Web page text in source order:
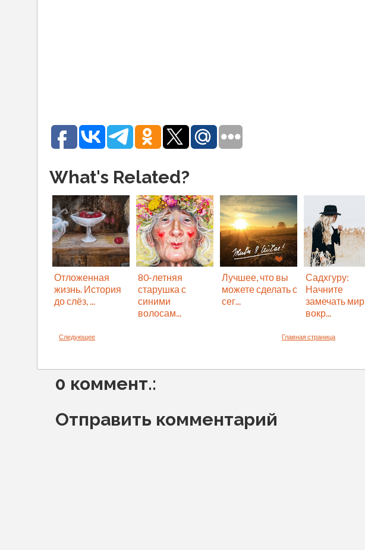
What's Related?
Отложенная
жизнь. История
до слёз, ...
80-летняя
старушка с
синими
волосам...
Лучшее, что вы
можете сделать с
сег...
Садхгуру:
Начните
замечать мир
вокр...
Следующее Главная страница
0 коммент.:
Отправить комментарий